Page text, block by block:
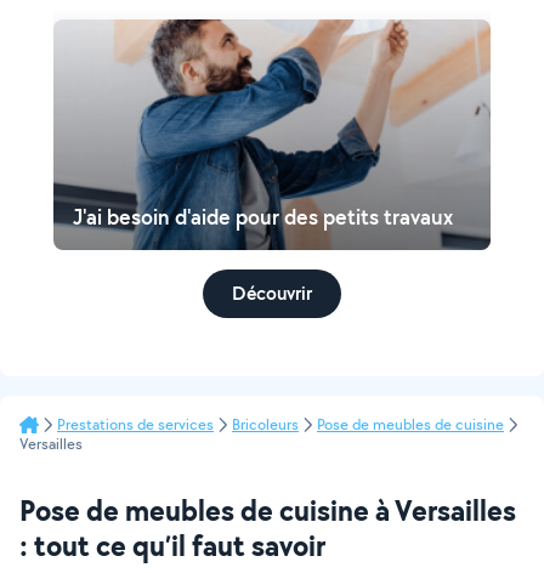
J'ai besoin d'aide pour des petits travaux
Découvrir
Prestations de services Bricoleurs
Pose de meubles de cuisine
Versailles
Pose de meubles de cuisine à Versailles
: tout ce qu’il faut savoir